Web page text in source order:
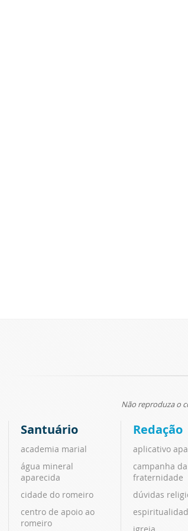
Não reproduza o
Santuário
academia marial
água mineral
aparecida
cidade do romeiro
centro de apoio ao
romeiro
Redação
aplicativo
campanha da
fraternidade
dúvidas
igreja